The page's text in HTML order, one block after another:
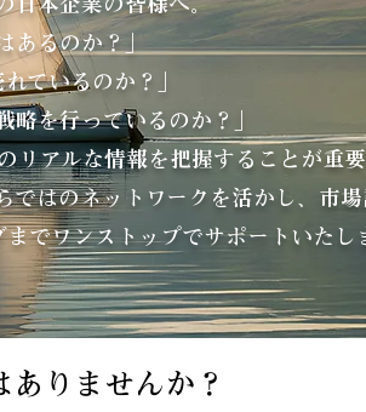
あるのか？」
ているのか？」
略を行っているのか？」
アルな情報を把握することが重要
ではのネットワークを活かし、市
でワンストップでサポートいたし
ありませんか？